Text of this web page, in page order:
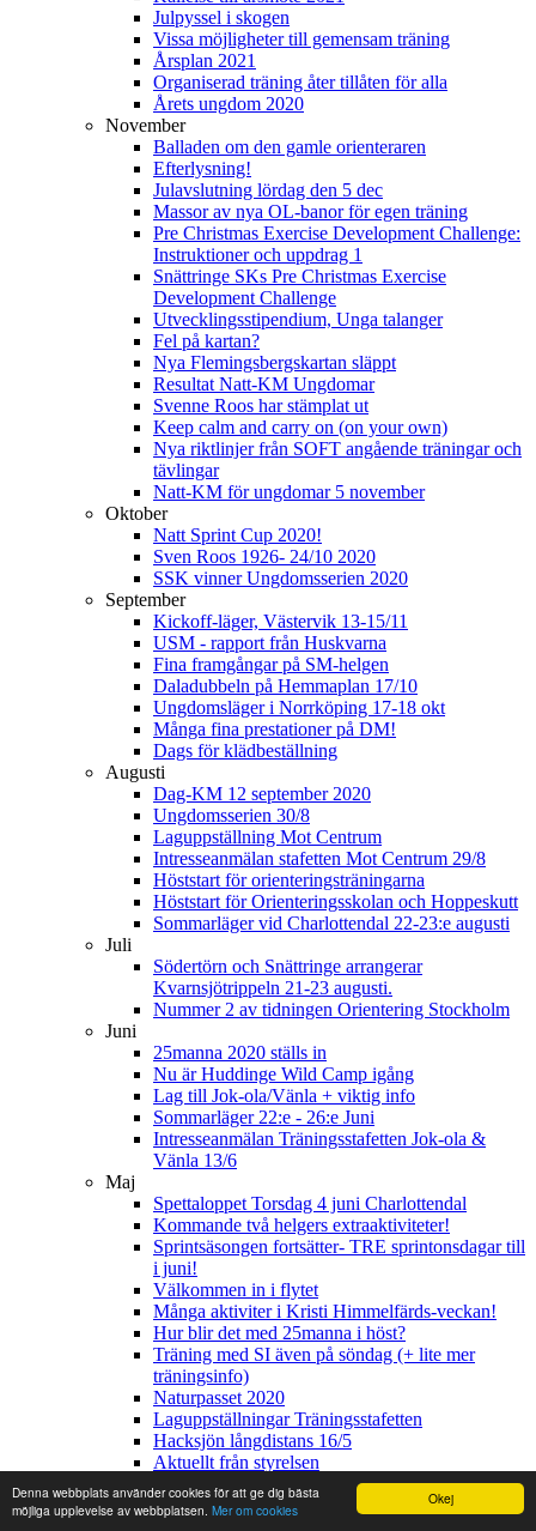
Okej
Denna webbplats använder cookies för att ge dig bästa
möjliga upplevelse av webbplatsen. Mer om cookies
Julpyssel i skogen
Vissa möjligheter till gemensam träning
Årsplan 2021
Organiserad träning åter tillåten för alla
Årets ungdom 2020
November
Balladen om den gamle orienteraren
Efterlysning!
Julavslutning lördag den 5 dec
Massor av nya OL-banor för egen träning
Pre Christmas Exercise Development Challenge:
Instruktioner och uppdrag 1
Snättringe SKs Pre Christmas Exercise
Development Challenge
Utvecklingsstipendium, Unga talanger
Fel på kartan?
Nya Flemingsbergskartan släppt
Resultat Natt-KM Ungdomar
Svenne Roos har stämplat ut
Keep calm and carry on (on your own)
Nya riktlinjer från SOFT angående träningar och
tävlingar
Natt-KM för ungdomar 5 november
Oktober
Natt Sprint Cup 2020!
Sven Roos 1926- 24/10 2020
SSK vinner Ungdomsserien 2020
September
Kickoff-läger, Västervik 13-15/11
USM - rapport från Huskvarna
Fina framgångar på SM-helgen
Daladubbeln på Hemmaplan 17/10
Ungdomsläger i Norrköping 17-18 okt
Många fina prestationer på DM!
Dags för klädbeställning
Augusti
Dag-KM 12 september 2020
Ungdomsserien 30/8
Laguppställning Mot Centrum
Intresseanmälan stafetten Mot Centrum 29/8
Höststart för orienteringsträningarna
Höststart för Orienteringsskolan och Hoppeskutt
Sommarläger vid Charlottendal 22-23:e augusti
Juli
Södertörn och Snättringe arrangerar
Kvarnsjötrippeln 21-23 augusti.
Nummer 2 av tidningen Orientering Stockholm
Juni
25manna 2020 ställs in
Nu är Huddinge Wild Camp igång
Lag till Jok-ola/Vänla + viktig info
Sommarläger 22:e - 26:e Juni
Intresseanmälan Träningsstafetten Jok-ola &
Vänla 13/6
Maj
Spettaloppet Torsdag 4 juni Charlottendal
Kommande två helgers extraaktiviteter!
Sprintsäsongen fortsätter- TRE sprintonsdagar till
i juni!
Välkommen in i flytet
Många aktiviter i Kristi Himmelfärds-veckan!
Hur blir det med 25manna i höst?
Träning med SI även på söndag (+ lite mer
träningsinfo)
Naturpasset 2020
Laguppställningar Träningsstafetten
Hacksjön långdistans 16/5
Aktuellt från styrelsen
April
Intresseanmäl till StOF:s Träningsstafett!